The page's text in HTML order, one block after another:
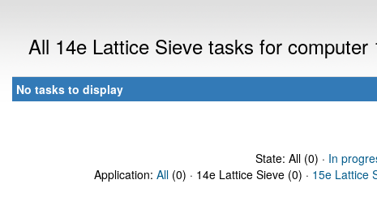
All 14e Lattice Sieve tasks for computer
No tasks to display
State: All (0) · In
Application: All (0) · 14e Lattice Sieve (0) · 15e Lattice